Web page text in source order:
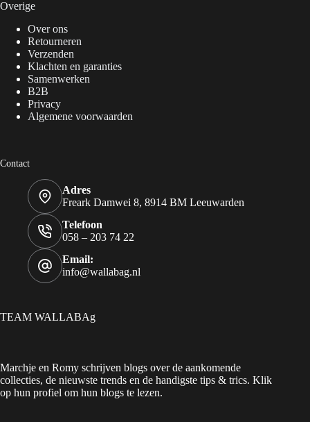
Overige
Over ons
Retourneren
Verzenden
Klachten en garanties
Samenwerken
B2B
Privacy
Algemene voorwaarden
Contact
Adres
Freark Damwei 8, 8914 BM Leeuwarden
Telefoon
058 – 203 74 22
Email:
info@wallabag.nl
TEAM WALLABAg
Marchje en Romy schrijven blogs over de aankomende
collecties, de nieuwste trends en de handigste tips & trics. Klik
op hun profiel om hun blogs te lezen.